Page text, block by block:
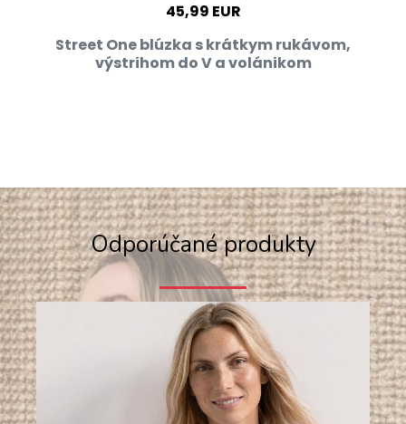
45,99 EUR
Street One blúzka s krátkym rukávom,
výstrihom do V a volánikom
Odporúčané produkty